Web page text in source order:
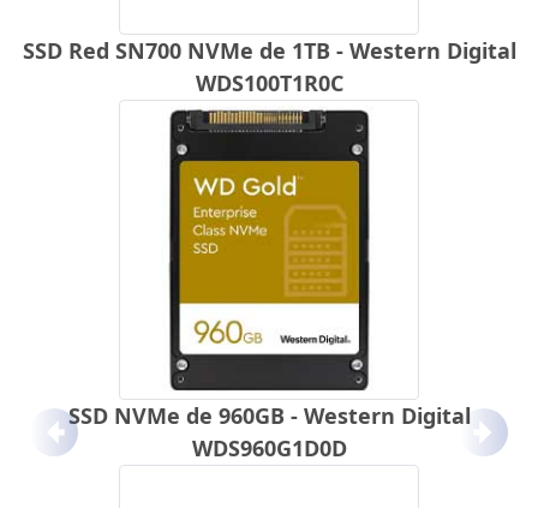
SSD Red SN700 NVMe de 1TB - Western Digital
WDS100T1R0C
SSD NVMe de 960GB - Western Digital
WDS960G1D0D
Anterior